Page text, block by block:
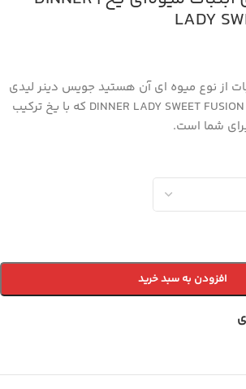
LADY
از نوع میوه ای آن هستید جویس دینر لیدی
آبنبات میوه‌ای یخ | DINNER LADY SWEET FUSION ICE که با یخ ترکیب
شما است.
افزودن به سبد خرید